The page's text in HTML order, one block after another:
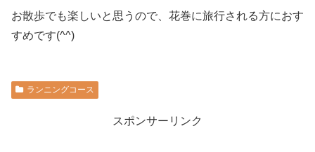
お散歩でも楽しいと思うので、花巻に旅行される方におす
すめです(^^)
ランニングコース
スポンサーリンク